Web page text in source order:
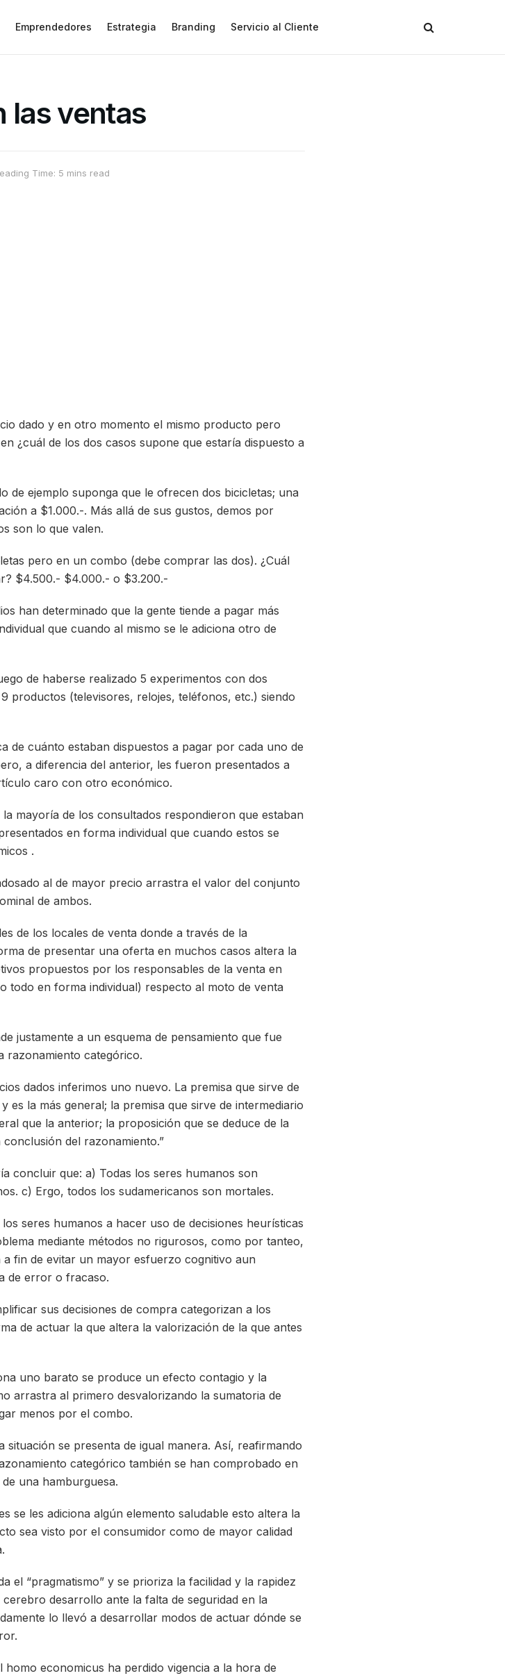
Emprendedores Estrategia Branding Servicio al Cliente
las ventas
Time: 5 mins read
dado y en otro momento el mismo producto pero
¿cuál de los dos casos supone que estaría dispuesto a
de ejemplo suponga que le ofrecen dos bicicletas; una
a $1.000.-. Más allá de sus gustos, demos por
son lo que valen.
pero en un combo (debe comprar las dos). ¿Cuál
$4.500.- $4.000.- o $3.200.-
han determinado que la gente tiende a pagar más
que cuando al mismo se le adiciona otro de
de haberse realizado 5 experimentos con dos
productos (televisores, relojes, teléfonos, etc.) siendo
de cuánto estaban dispuestos a pagar por cada uno de
a diferencia del anterior, les fueron presentados a
caro con otro económico.
mayoría de los consultados respondieron que estaban
en forma individual que cuando estos se
.
al de mayor precio arrastra el valor del conjunto
de ambos.
de los locales de venta donde a través de la
de presentar una oferta en muchos casos altera la
propuestos por los responsables de la venta en
todo en forma individual) respecto al moto de venta
justamente a un esquema de pensamiento que fue
razonamiento categórico.
dados inferimos uno nuevo. La premisa que sirve de
es la más general; la premisa que sirve de intermediario
que la anterior; la proposición que se deduce de la
del razonamiento.”
concluir que: a) Todas los seres humanos son
c) Ergo, todos los sudamericanos son mortales.
seres humanos a hacer uso de decisiones heurísticas
mediante métodos no rigurosos, como por tanteo,
fin de evitar un mayor esfuerzo cognitivo aun
de error o fracaso.
sus decisiones de compra categorizan a los
de actuar la que altera la valorización de la que antes
uno barato se produce un efecto contagio y la
arrastra al primero desvalorizando la sumatoria de
menos por el combo.
se presenta de igual manera. Así, reafirmando
categórico también se han comprobado en
una hamburguesa.
se les adiciona algún elemento saludable esto altera la
sea visto por el consumidor como de mayor calidad
el “pragmatismo” y se prioriza la facilidad y la rapidez
desarrollo ante la falta de seguridad en la
lo llevó a desarrollar modos de actuar dónde se
economicus ha perdido vigencia a la hora de